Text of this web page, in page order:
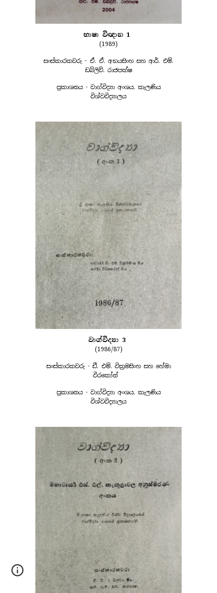
භාෂා විඥාන 1
(1989)
සංස්කාරකවරු - ඒ. ඒ. අභයසිංහ සහ ආර්. එම්.
ඩබ්ලිව්. රාජපක්ෂ
ප්‍රකාශනය - වාග්විද්‍යා අංශය, කැලණිය
විශ්වවිද්‍යාලය
වාග්විද්‍යා 3
(1986/87)
සංස්කාරකවරු - ඩී. එම්. වික්‍රමසිංහ සහ හේමා
වීරකෝන්
ප්‍රකාශනය - වාග්විද්‍යා අංශය, කැලණිය
විශ්වවිද්‍යාලය